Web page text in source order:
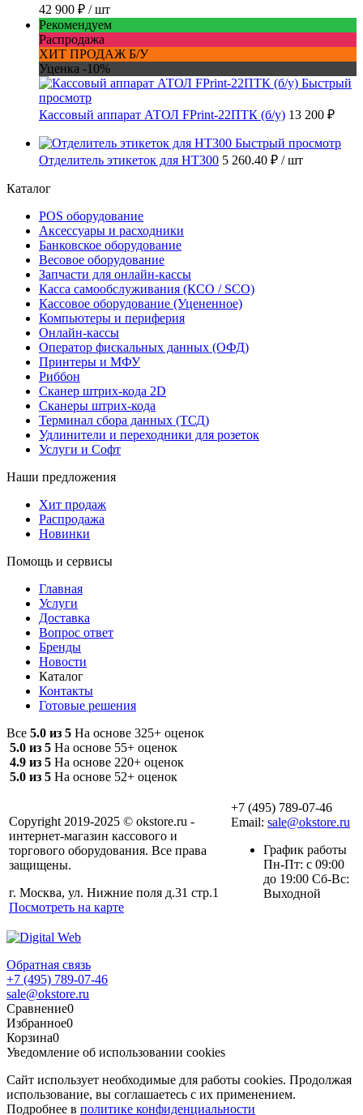
42 900 ₽ / шт
Рекомендуем
Распродажа
ХИТ ПРОДАЖ Б/У
Уценка -10%
Быстрый
просмотр
Кассовый аппарат АТОЛ FPrint-22ПТК (б/у) 13 200 ₽
Быстрый просмотр
Отделитель этикеток для HT300 5 260.40 ₽ / шт
Каталог
POS оборудование
Аксессуары и расходники
Банковское оборудование
Весовое оборудование
Запчасти для онлайн-кассы
Касса самообслуживания (КСО / SCO)
Кассовое оборудование (Уцененное)
Компьютеры и периферия
Онлайн-кассы
Оператор фискальных данных (ОФД)
Принтеры и МФУ
Риббон
Сканер штрих-кода 2D
Сканеры штрих-кода
Терминал сбора данных (ТСД)
Удлинители и переходники для розеток
Услуги и Софт
Наши предложения
Хит продаж
Распродажа
Новинки
Помощь и сервисы
Главная
Услуги
Доставка
Вопрос ответ
Бренды
Новости
Каталог
Контакты
Готовые решения
Все 5.0 из 5 На основе 325+ оценок
5.0 из 5 На основе 55+ оценок
4.9 из 5 На основе 220+ оценок
5.0 из 5 На основе 52+ оценок
Copyright 2019-2025 © okstore.ru -
интернет-магазин кассового и
торгового оборудования. Все права
защищены.
г. Москва, ул. Нижние поля д.31 стр.1
Посмотреть на карте
+7 (495) 789-07-46
Email: sale@okstore.ru
График работы
Пн-Пт: с 09:00
до 19:00 Сб-Вс:
Выходной
Обратная связь
+7 (495) 789-07-46
sale@okstore.ru
Сравнение0
Избранное0
Корзина0
Уведомление об использовании cookies
Сайт использует необходимые для работы cookies. Продолжая
использование, вы соглашаетесь с их применением.
Подробнее в политике конфиденциальности